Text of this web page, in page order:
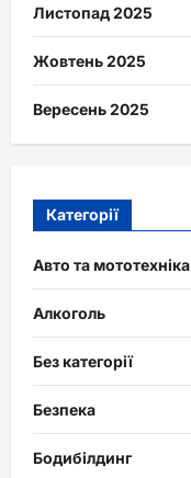
Листопад 2025
Жовтень 2025
Вересень 2025
Категорії
Авто та мототехніка
Алкоголь
Без категорії
Безпека
Бодибілдинг